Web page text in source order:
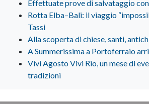
Effettuate prove di salvataggio
Rotta Elba–Bali: il viaggio
Tassi
Alla scoperta di chiese, santi,
A Summerissima a Portoferraio
Vivi Agosto Vivi Rio, un mese di
tradizioni